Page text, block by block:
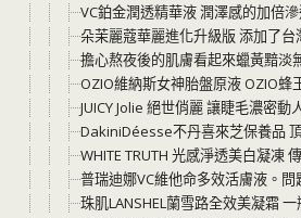
VC鉑金潤透精華液 潤澤感的加倍
朵茉麗蔻華麗進化升級版 添加了
擔心熬夜後的肌膚看起來蠟黃黯淡
OZIO維納斯女神胎盤原液 OZIO
JUICY Jolie 絕世俏麗 讓睫毛濃密動
DakiniDéesse不丹喜來芝保養品
WHITE TRUTH 光感淨透美白凝凍
普瑞迪娜VC維他命多效活膚液。
珠肌LANSHEL蘭雪路全效美凝霜